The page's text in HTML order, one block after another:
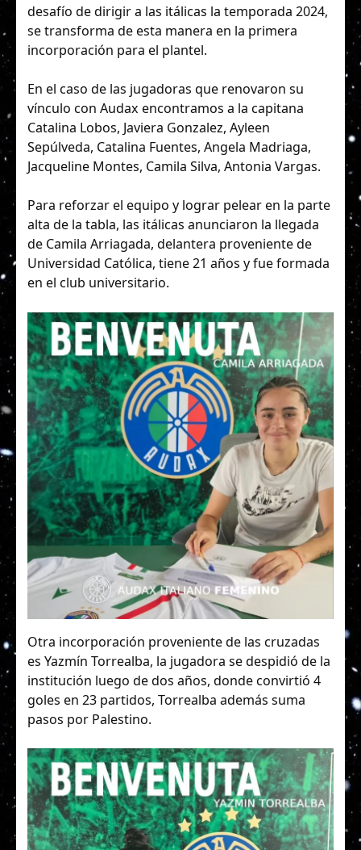
desafío de dirigir a las itálicas la temporada 2024,
se transforma de esta manera en la primera
incorporación para el plantel.
En el caso de las jugadoras que renovaron su
vínculo con Audax encontramos a la capitana
Catalina Lobos, Javiera Gonzalez, Ayleen
Sepúlveda, Catalina Fuentes, Angela Madriaga,
Jacqueline Montes, Camila Silva, Antonia Vargas.
Para reforzar el equipo y lograr pelear en la parte
alta de la tabla, las itálicas anunciaron la llegada
de Camila Arriagada, delantera proveniente de
Universidad Católica, tiene 21 años y fue formada
en el club universitario.
Otra incorporación proveniente de las cruzadas
es Yazmín Torrealba, la jugadora se despidió de la
institución luego de dos años, donde convirtió 4
goles en 23 partidos, Torrealba además suma
pasos por Palestino.